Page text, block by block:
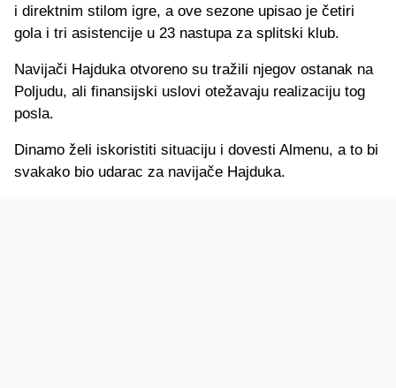
i direktnim stilom igre, a ove sezone upisao je četiri
gola i tri asistencije u 23 nastupa za splitski klub.
Navijači Hajduka otvoreno su tražili njegov ostanak na
Poljudu, ali finansijski uslovi otežavaju realizaciju tog
posla.
Dinamo želi iskoristiti situaciju i dovesti Almenu, a to bi
svakako bio udarac za navijače Hajduka.